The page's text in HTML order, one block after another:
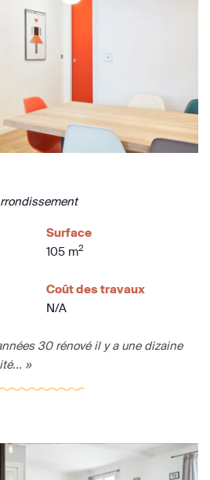
Surface
105 m2
Coût des travaux
N/A
30 rénové il y a une dizaine
»